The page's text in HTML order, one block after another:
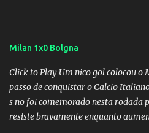
Milan 1x0 Bolgna
Click to Play Um nico gol colocou o
passo de conquistar o Calcio
s no foi comemorado nesta rodada
resiste bravamente enquanto